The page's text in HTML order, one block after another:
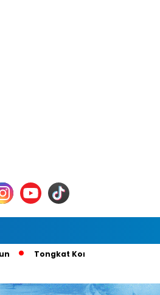
Komando Berganti, AKBP Gede